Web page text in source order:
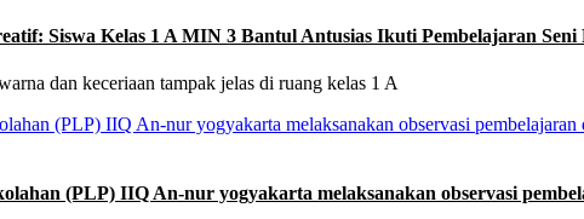
Siswa Kelas 1 A MIN 3 Bantul Antusias Ikuti Pembelajaran
dan keceriaan tampak jelas di ruang kelas 1 A
(PLP) IIQ An-nur yogyakarta melaksanakan observasi